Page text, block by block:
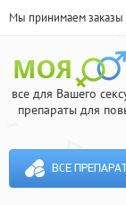
Мы принимаем заказы
все для Вашего
препараты для
ВСЕ